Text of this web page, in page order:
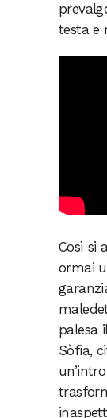
testa e
Così si
ormai
palesa
Sòfia,